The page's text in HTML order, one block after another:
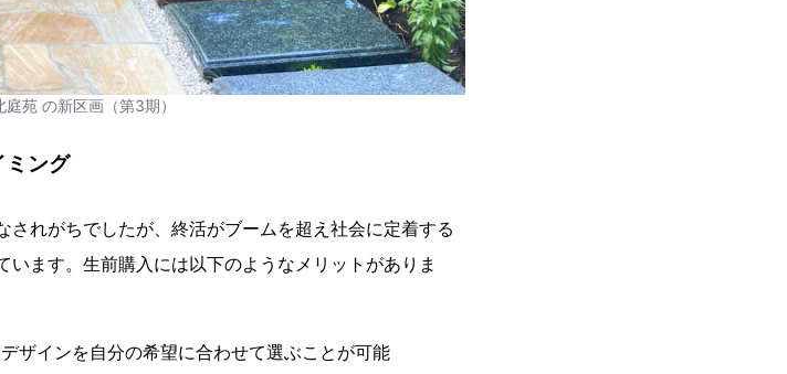
苑 の新区画（第3期）
ミング
れがちでしたが、終活がブームを超え社会に定着する
ます。生前購入には以下のようなメリットがありま
インを自分の希望に合わせて選ぶことが可能